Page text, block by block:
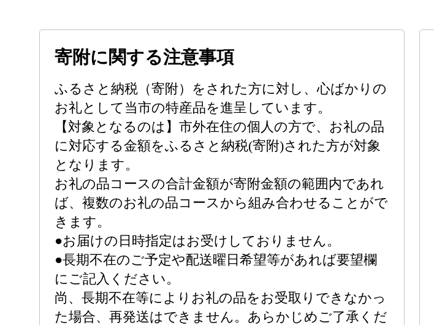
寄附に関する注意事項
ふるさと納税（寄附）をされた方に対し、心ばかりの
お礼として当市の特産品を進呈しています。
【対象となるのは】市外在住の個人の方で、お礼の品
に対応する金額をふるさと納税(寄附)された方が対象
となります。
お礼の品コースの合計金額が寄附金額の範囲内であれ
ば、複数のお礼の品コースから組み合わせることがで
きます。
●お届けの日時指定はお受けしておりません。
●長期不在のご予定や配送曜日希望等があれば要望欄
にご記入ください。
尚、長期不在等によりお礼の品をお受取りできなかっ
た場合、再発送はできません。あらかじめご了承くだ